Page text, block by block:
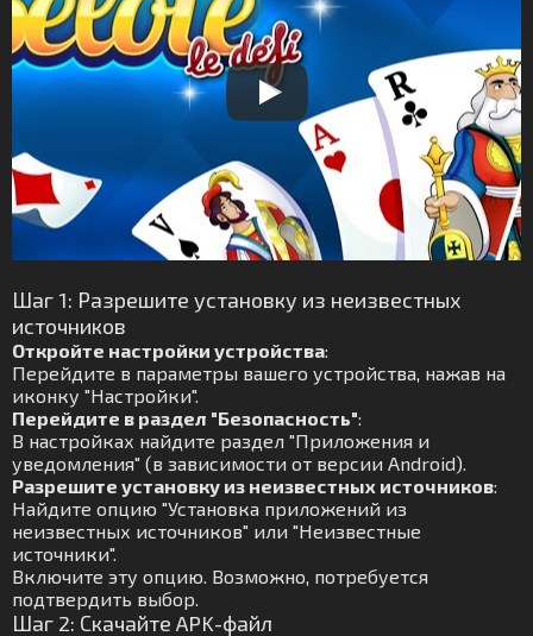
Шаг 1: Разрешите установку из неизвестных
источников
Откройте настройки устройства:
Перейдите в параметры вашего устройства, нажав на
иконку "Настройки".
Перейдите в раздел "Безопасность":
В настройках найдите раздел "Приложения и
уведомления" (в зависимости от версии Android).
Разрешите установку из неизвестных источников:
Найдите опцию "Установка приложений из
неизвестных источников" или "Неизвестные
источники".
Включите эту опцию. Возможно, потребуется
подтвердить выбор.
Шаг 2: Скачайте APK-файл